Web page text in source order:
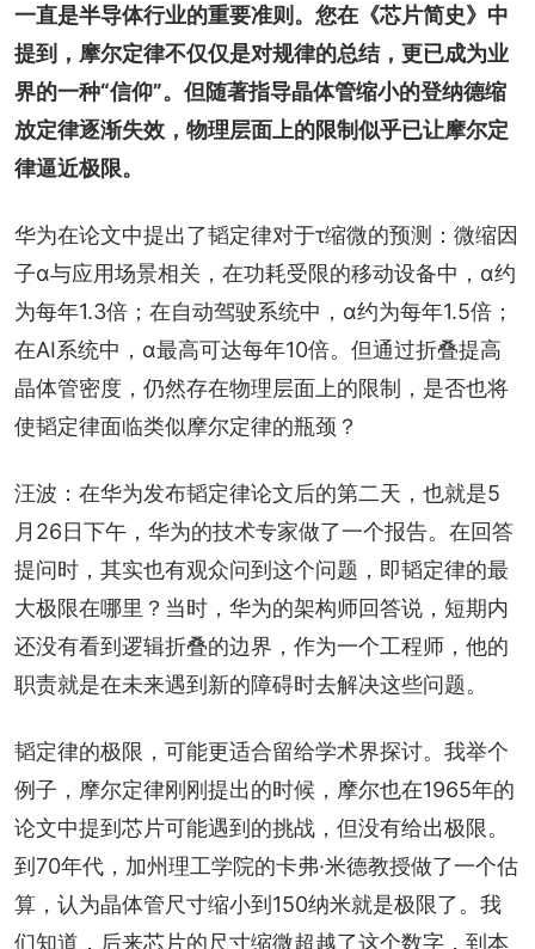
一直是半导体行业的重要准则。您在《芯片简史》中
提到，摩尔定律不仅仅是对规律的总结，更已成为业
界的一种“信仰”。但随著指导晶体管缩小的登纳德缩
放定律逐渐失效，物理层面上的限制似乎已让摩尔定
律逼近极限。
华为在论文中提出了韬定律对于τ缩微的预测：微缩因
子α与应用场景相关，在功耗受限的移动设备中，α约
为每年1.3倍；在自动驾驶系统中，α约为每年1.5倍；
在AI系统中，α最高可达每年10倍。但通过折叠提高
晶体管密度，仍然存在物理层面上的限制，是否也将
使韬定律面临类似摩尔定律的瓶颈？
汪波：在华为发布韬定律论文后的第二天，也就是5
月26日下午，华为的技术专家做了一个报告。在回答
提问时，其实也有观众问到这个问题，即韬定律的最
大极限在哪里？当时，华为的架构师回答说，短期内
还没有看到逻辑折叠的边界，作为一个工程师，他的
职责就是在未来遇到新的障碍时去解决这些问题。
韬定律的极限，可能更适合留给学术界探讨。我举个
例子，摩尔定律刚刚提出的时候，摩尔也在1965年的
论文中提到芯片可能遇到的挑战，但没有给出极限。
到70年代，加州理工学院的卡弗·米德教授做了一个估
算，认为晶体管尺寸缩小到150纳米就是极限了。我
们知道，后来芯片的尺寸缩微超越了这个数字，到本